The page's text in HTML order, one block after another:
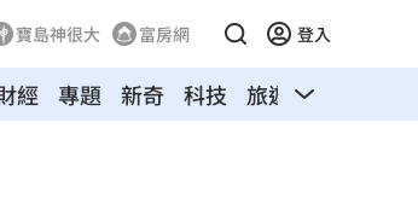
寶島神很大 富房網 登入
經 專題 新奇 科技 旅遊 汽車